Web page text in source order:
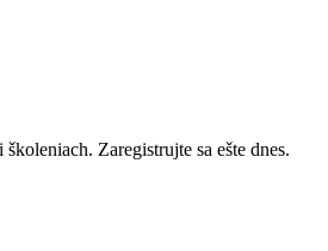
Zaregistrujte sa ešte dnes.